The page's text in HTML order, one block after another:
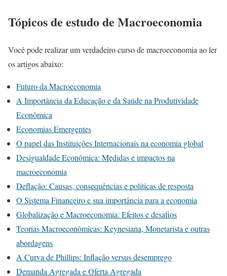
Tópicos de estudo de Macroeconomia
Você pode realizar um verdadeiro curso de macroeconomia ao ler
os artigos abaixo:
Futuro da Macroeconomia
A Importância da Educação e da Saúde na Produtividade
Econômica
Economias Emergentes
O papel das Instituições Internacionais na economia global
Desigualdade Econômica: Medidas e impactos na
macroeconomia
Deflação: Causas, consequências e políticas de resposta
O Sistema Financeiro e sua importância para a economia
Globalização e Macroeconomia: Efeitos e desafios
Teorias Macroeconômicas: Keynesiana, Monetarista e outras
abordagens
A Curva de Phillips: Inflação versus desemprego
Demanda Agregada e Oferta Agregada